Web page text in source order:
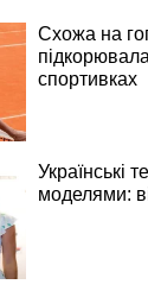
Схожа на
спортивках
Українські
моделями: